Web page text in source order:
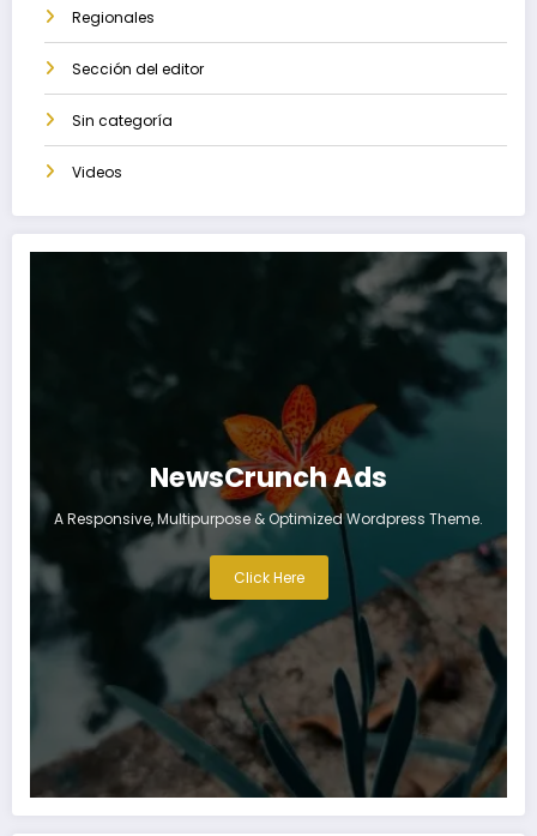
Regionales
Sección del editor
Sin categoría
Videos
NewsCrunch Ads
A Responsive, Multipurpose & Optimized Wordpress Theme.
Click Here